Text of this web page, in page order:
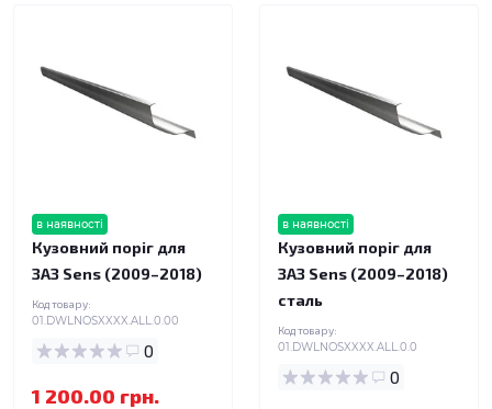
в наявності
Кузовний поріг для
ЗАЗ Sens (2009–2018)
Код товару:
01.DWLNOSXXXX.ALL.0.00
0
1 200.00 грн.
в наявності
Кузовний поріг для
ЗАЗ Sens (2009–2018)
сталь
Код товару:
01.DWLNOSXXXX.ALL.0.0
0